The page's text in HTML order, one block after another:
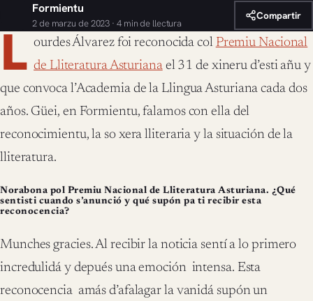
Formientu
2 de marzu de 2023 · 4 min de llectura
Compartir
L ourdes Álvarez foi reconocida col Premiu Nacional
de Lliteratura Asturianael 31 de xineru d’esti añu y
que convoca l’Academia de la Llingua Asturiana cada dos
años. Güei, en Formientu, falamos con ella del
reconocimientu, la so xera lliteraria y la situación de la
lliteratura.
Norabona pol Premiu Nacional de Lliteratura Asturiana. ¿Qué
sentisti cuando s’anunció y qué supón pa ti recibir esta
reconocencia?
Munches gracies. Al recibir la noticia sentí a lo primero
incredulidá y depués una emoción intensa. Esta
reconocencia amás d’afalagar la vanidá supón un